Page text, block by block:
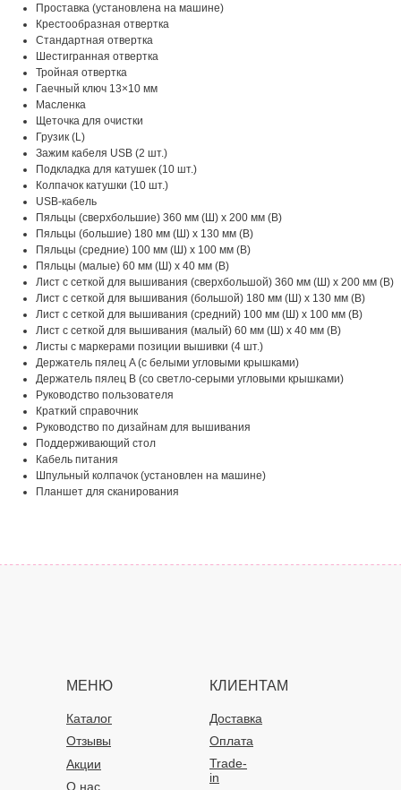
Проставка (установлена на машине)
Крестообразная отвертка
Стандартная отвертка
Шестигранная отвертка
Тройная отвертка
Гаечный ключ 13×10 мм
Масленка
Щеточка для очистки
Грузик (L)
Зажим кабеля USB (2 шт.)
Подкладка для катушек (10 шт.)
Колпачок катушки (10 шт.)
USB-кабель
Пяльцы (сверхбольшие) 360 мм (Ш) x 200 мм (В)
Пяльцы (большие) 180 мм (Ш) x 130 мм (В)
Пяльцы (средние) 100 мм (Ш) x 100 мм (В)
Пяльцы (малые) 60 мм (Ш) x 40 мм (В)
Лист с сеткой для вышивания (сверхбольшой) 360 мм (Ш) x 200 мм (В)
Лист с сеткой для вышивания (большой) 180 мм (Ш) x 130 мм (В)
Лист с сеткой для вышивания (средний) 100 мм (Ш) x 100 мм (В)
Лист с сеткой для вышивания (малый) 60 мм (Ш) x 40 мм (В)
Листы с маркерами позиции вышивки (4 шт.)
Держатель пялец A (с белыми угловыми крышками)
Держатель пялец B (со светло-серыми угловыми крышками)
Руководство пользователя
Краткий справочник
Руководство по дизайнам для вышивания
Поддерживающий стол
Кабель питания
Шпульный колпачок (установлен на машине)
Планшет для сканирования
МЕНЮ КЛИЕНТАМ
Каталог
О нас
Доставка
Оплата
Отзывы
Акции
Trade-
in